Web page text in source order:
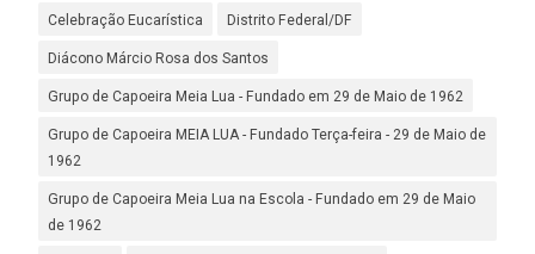
Celebração Eucarística Distrito Federal/DF
Diácono Márcio Rosa dos Santos
Grupo de Capoeira Meia Lua - Fundado em 29 de Maio de 1962
Grupo de Capoeira MEIA LUA - Fundado Terça-feira - 29 de Maio de
1962
Grupo de Capoeira Meia Lua na Escola - Fundado em 29 de Maio
de 1962